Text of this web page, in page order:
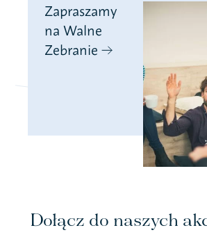
Zapraszamy
na Walne
Zebranie
Dołącz do naszych